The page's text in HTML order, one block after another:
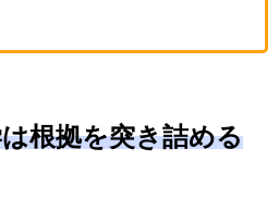
根拠を突き詰める